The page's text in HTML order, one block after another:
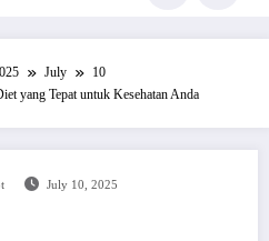
July
10
yang Tepat untuk Kesehatan Anda
July 10, 2025